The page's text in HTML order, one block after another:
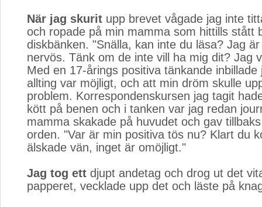
När jag skurit upp brevet vågade jag inte
och ropade på min mamma som hittills stått
diskbänken. "Snälla, kan inte du läsa? Jag
nervös. Tänk om de inte vill ha mig dit? Jag
Med en 17-årings positiva tänkande inbillade
allting var möjligt, och att min dröm skulle
problem. Korrespondenskursen jag tagit
kött på benen och i tanken var jag redan
mamma skakade på huvudet och gav
orden. "Var är min positiva tös nu? Klart du
älskade vän, inget är omöjligt."
Jag tog ett djupt andetag och drog ut det
papperet, vecklade upp det och läste på